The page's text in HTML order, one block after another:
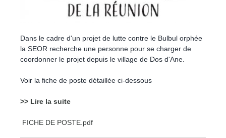
Dans le cadre d'un projet de lutte contre le Bulbul orphée
la SEOR recherche une personne pour se charger de
coordonner le projet depuis le village de Dos d'Ane.
Voir la fiche de poste détaillée ci-dessous
>> Lire la suite
FICHE DE POSTE.pdf